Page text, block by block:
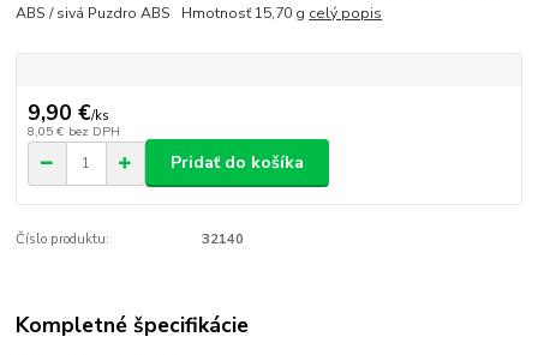
ABS / sivá Puzdro ABS Hmotnosť 15,70 g celý popis
9,90 €/ks
8,05 € bez DPH
Pridať do košíka
Číslo produktu: 32140
Kompletné špecifikácie